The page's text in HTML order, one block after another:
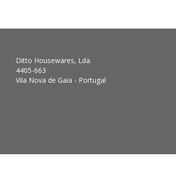
Ditto Housewares, Lda.
4405-663
Vila Nova de Gaia - Portugal